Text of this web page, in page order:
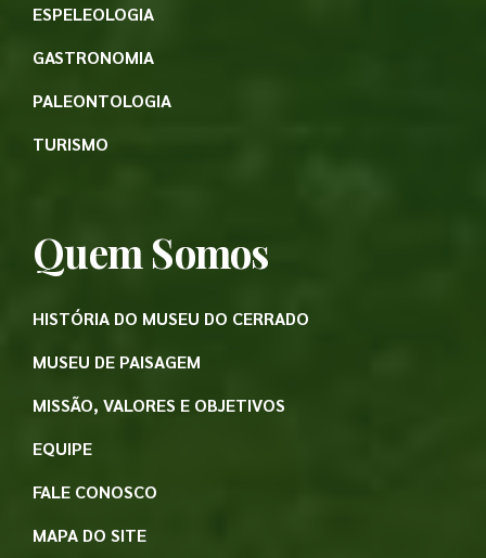
ESPELEOLOGIA
GASTRONOMIA
PALEONTOLOGIA
TURISMO
Quem Somos
HISTÓRIA DO MUSEU DO CERRADO
MUSEU DE PAISAGEM
MISSÃO, VALORES E OBJETIVOS
EQUIPE
FALE CONOSCO
MAPA DO SITE